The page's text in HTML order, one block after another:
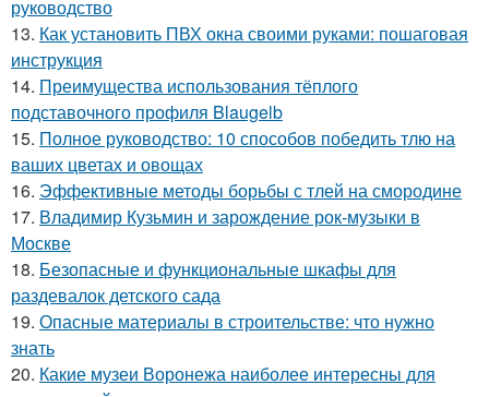
руководство
13. Как установить ПВХ окна своими руками: пошаговая
инструкция
14. Преимущества использования тёплого
подставочного профиля Blaugelb
15. Полное руководство: 10 способов победить тлю на
ваших цветах и овощах
16. Эффективные методы борьбы с тлей на смородине
17. Владимир Кузьмин и зарождение рок-музыки в
Москве
18. Безопасные и функциональные шкафы для
раздевалок детского сада
19. Опасные материалы в строительстве: что нужно
знать
20. Какие музеи Воронежа наиболее интересны для